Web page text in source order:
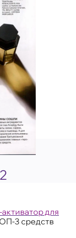
для
3 средств